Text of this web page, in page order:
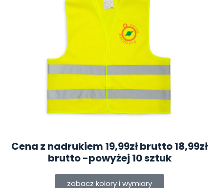
Cena z nadrukiem 19,99zł brutto18,99zł
brutto-powyżej 10 sztuk
zobacz kolory i wymiary